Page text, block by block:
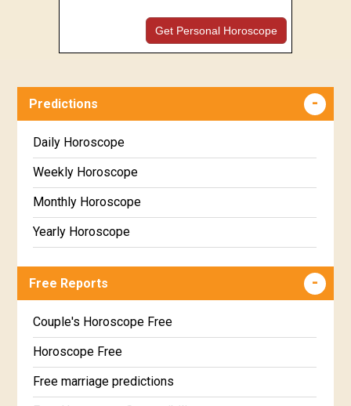
Get Personal Horoscope
Predictions
Daily Horoscope
Weekly Horoscope
Monthly Horoscope
Yearly Horoscope
Free Reports
Couple's Horoscope Free
Horoscope Free
Free marriage predictions